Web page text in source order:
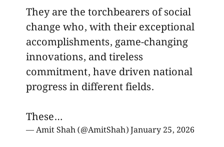
They are the torchbearers of social
change who, with their exceptional
accomplishments, game-changing
innovations, and tireless
commitment, have driven national
progress in different fields.
These…
— Amit Shah (@AmitShah)January 25, 2026